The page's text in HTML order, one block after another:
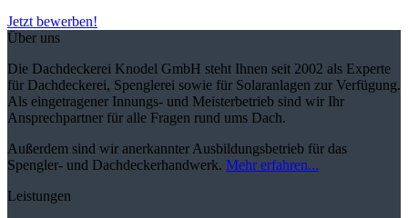
Jetzt bewerben!
Über uns
Die Dachdeckerei Knodel GmbH steht Ihnen seit 2002 als Experte
für Dachdeckerei, Spenglerei sowie für Solaranlagen zur Verfügung.
Als eingetragener Innungs- und Meisterbetrieb sind wir Ihr
Ansprechpartner für alle Fragen rund ums Dach.
Außerdem sind wir anerkannter Ausbildungsbetrieb für das
Spengler- und Dachdeckerhandwerk. Mehr erfahren...
Leistungen